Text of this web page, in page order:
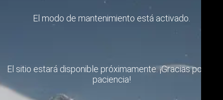
El modo de mantenimiento está activado.
El sitio estará disponible próximamente. ¡Gracias por su
paciencia!